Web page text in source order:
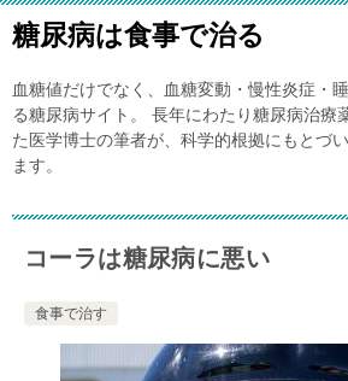
糖尿病は食事で治る
血糖値だけでなく、血糖変動・慢性炎症・
る糖尿病サイト。 長年にわたり糖尿病治療
た医学博士の筆者が、科学的根拠にもとづ
ます。
コーラは糖尿病に悪い
食事で治す